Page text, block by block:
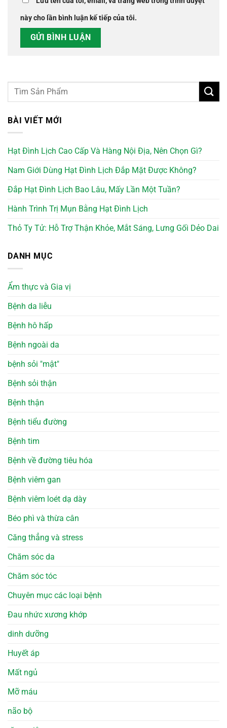
này cho lần bình luận kế tiếp của tôi.
BÀI VIẾT MỚI
Hạt Đình Lịch Cao Cấp Và Hàng Nội Địa, Nên Chọn Gì?
Nam Giới Dùng Hạt Đình Lịch Đắp Mặt Được Không?
Đắp Hạt Đình Lịch Bao Lâu, Mấy Lần Một Tuần?
Hành Trình Trị Mụn Bằng Hạt Đình Lịch
Thỏ Ty Tử: Hỗ Trợ Thận Khỏe, Mắt Sáng, Lưng Gối Dẻo Dai
DANH MỤC
Ẩm thực và Gia vị
Bệnh da liễu
Bệnh hô hấp
Bệnh ngoài da
bệnh sỏi "mật"
Bệnh sỏi thận
Bệnh thận
Bệnh tiểu đường
Bệnh tim
Bệnh về đường tiêu hóa
Bệnh viêm gan
Bệnh viêm loét dạ dày
Béo phì và thừa cân
Căng thẳng và stress
Chăm sóc da
Chăm sóc tóc
Chuyên mục các loại bệnh
Đau nhức xương khớp
dinh dưỡng
Huyết áp
Mất ngủ
Mỡ máu
não bộ